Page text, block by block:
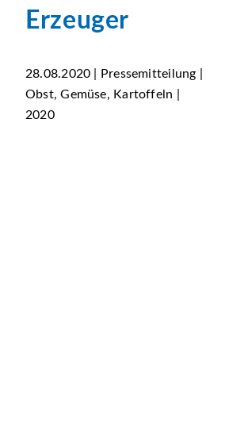
Erzeuger
28.08.2020 | Pressemitteilung |
Obst, Gemüse, Kartoffeln |
2020